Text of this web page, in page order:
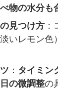
物の水分も
見つけ方
いレモン色
： タイミン
の微調整の